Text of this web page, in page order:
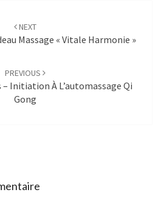
NEXT
Massage « Vitale Harmonie »
PREVIOUS
– Initiation À L’automassage Qi
Gong